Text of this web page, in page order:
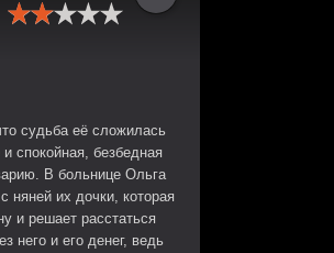
судьба её сложилась
спокойная, безбедная
В больнице Ольга
няней их дочки, которая
и решает расстаться
него и его денег, ведь